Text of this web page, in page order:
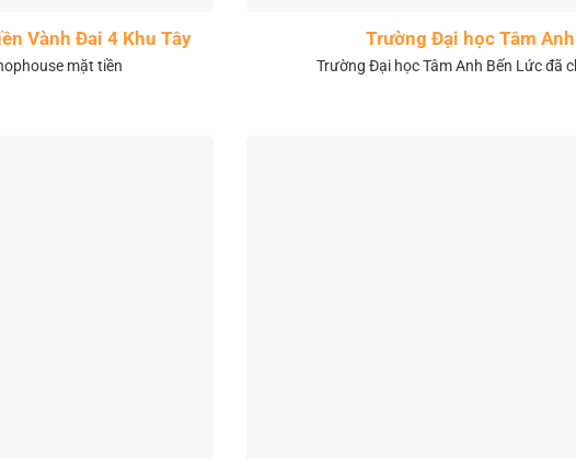
Vành Đai 4 Khu Tây
mặt tiền
Trường Đại học Tâm
Trường Đại học Tâm Anh Bến Lức đã